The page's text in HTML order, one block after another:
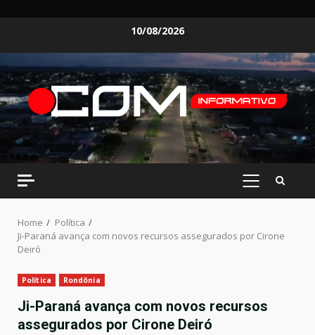
10/08/2026
PRIMARY
Home
Política
Ji-Paraná avança com novos recursos assegurados por Cirone
Deiró
Política Rondônia
Ji-Paraná avança com novos recursos
assegurados por Cirone Deiró